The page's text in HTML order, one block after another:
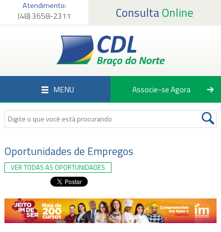
Página Inicial
Empregos
Notícias
Fale Conosco
Associe-se Agora
Atendimento:
(48) 3658-2311 Consulta Online
MENU Associe-se Agora
Oportunidades de Empregos
VER TODAS AS OPORTUNIDADES